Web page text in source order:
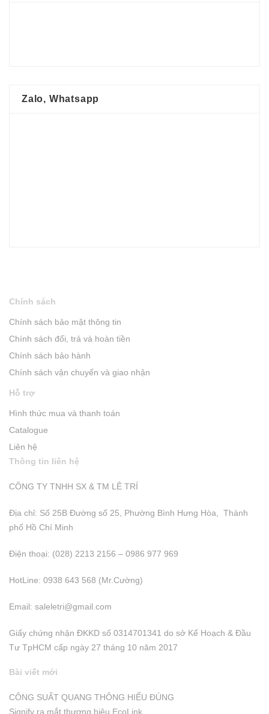
Zalo, Whatsapp
Chính sách
Chính sách bảo mật thông tin
Chính sách đổi, trả và hoàn tiền
Chính sách bảo hành
Chính sách vận chuyển và giao nhận
Hỗ trợ
Hình thức mua và thanh toán
Catalogue
Liên hệ
Thông tin liên hệ
CÔNG TY TNHH SX & TM LÊ TRÍ
Địa chỉ: Số 25B Đường số 25, Phường Bình Hưng Hòa, Thành
phố Hồ Chí Minh
Điện thoại: (028) 2213 2156 – 0986 977 969
HotLine: 0938 643 568 (Mr.Cường)
Email: saleletri@gmail.com
Giấy chứng nhận ĐKKD số 0314701341 do sở Kể Hoạch & Đầu
Tư TpHCM cấp ngày 27 tháng 10 năm 2017
Bài viết mới
CÔNG SUẤT QUANG THÔNG HIỂU ĐÚNG
Signify ra mắt thương hiệu EcoLink